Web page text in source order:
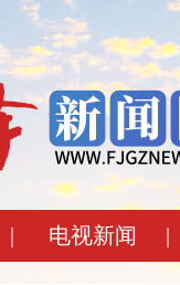
| 电视新闻 |